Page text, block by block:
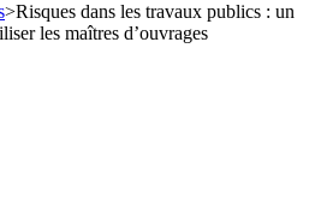
>Risques dans les travaux publics : un
les maîtres d’ouvrages